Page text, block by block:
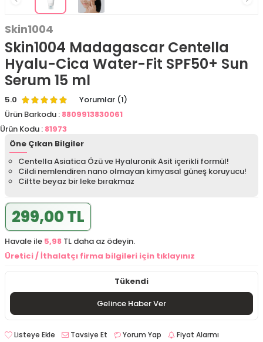
Skin1004
Skin1004 Madagascar Centella
Hyalu-Cica Water-Fit SPF50+ Sun
Serum 15 ml
5.0
Yorumlar (1)
Ürün Barkodu : 8809913830061
Ürün Kodu : 81973
Öne Çıkan Bilgiler
Centella Asiatica Özü ve Hyaluronik Asit içerikli formül!
Cildi nemlendiren nano olmayan kimyasal güneş koruyucu!
Ciltte beyaz bir leke bırakmaz
299,00 TL
Havale ile 5,98 TL daha az ödeyin.
Üretici / İthalatçı firma bilgileri için tıklayınız
Tükendi
Gelince Haber Ver
Listeye Ekle Tavsiye Et Yorum Yap Fiyat Alarmı